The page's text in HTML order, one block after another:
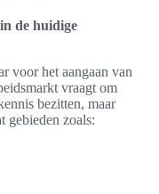
de huidige
voor het aangaan van
vraagt om
bezitten, maar
gebieden zoals: